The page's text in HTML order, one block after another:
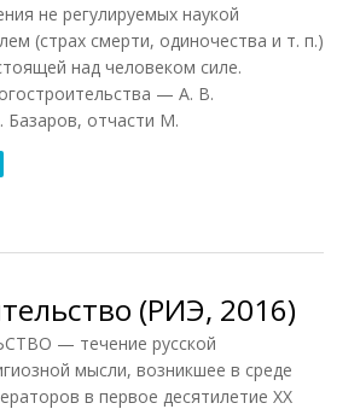
не регулируемых наукой
(страх смерти, одиночества и т. п.)
над человеком силе.
— А. В.
Базаров, отчасти М.
(РИЭ, 2016)
— течение русской
мысли, возникшее в среде
в первое десятилетие XX